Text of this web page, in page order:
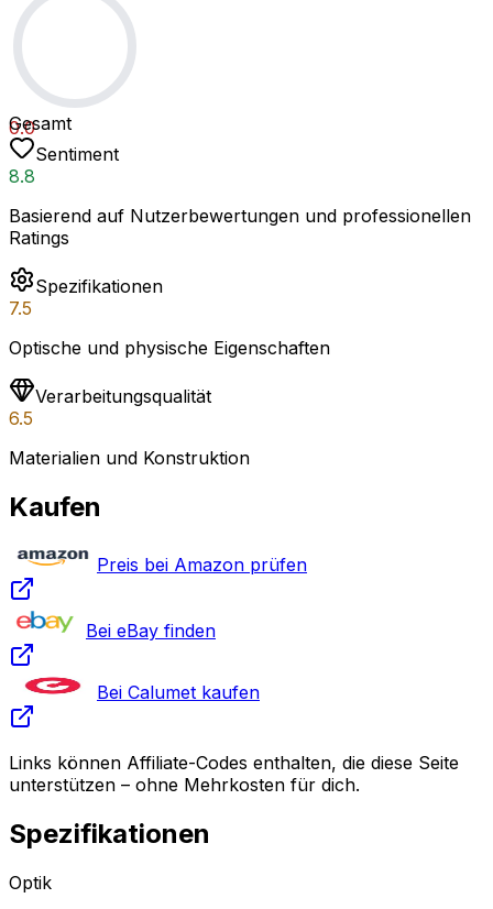
0.0
Gesamt
Sentiment
8.8
Basierend auf Nutzerbewertungen und professionellen
Ratings
Spezifikationen
7.5
Optische und physische Eigenschaften
Verarbeitungsqualität
6.5
Materialien und Konstruktion
Kaufen
Preis bei Amazon prüfen
Bei eBay finden
Bei Calumet kaufen
Links können Affiliate-Codes enthalten, die diese Seite
unterstützen – ohne Mehrkosten für dich.
Spezifikationen
Optik